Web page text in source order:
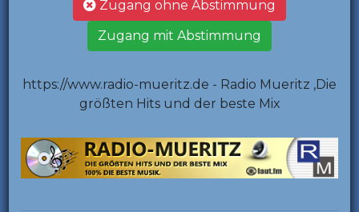
Zugang ohne Abstimmung
Zugang mit Abstimmung
https://www.radio-mueritz.de - Radio Mueritz ,Die
größten Hits und der beste Mix